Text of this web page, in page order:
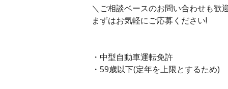
＼ご相談ベースのお問い合わせも歓
まずはお気軽にご応募ください!
・中型自動車運転免許
・59歳以下(定年を上限とするため)